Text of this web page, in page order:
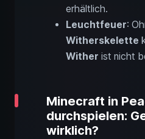
erhältlich.
Leuchtfeuer:
Witherskelette
Wither ist nicht
Minecraft in
durchspielen:
wirklich?